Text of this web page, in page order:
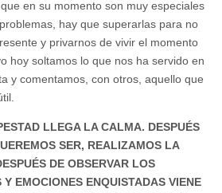
en su momento son muy especiales
hay que superarlas para no
y privarnos de vivir el momento
hoy soltamos lo que nos ha servido en
y comentamos, con otros, aquello que
LLEGA LA CALMA. DESPUÉS
SER, REALIZAMOS LA
DE OBSERVAR LOS
Y EMOCIONES ENQUISTADAS VIENE